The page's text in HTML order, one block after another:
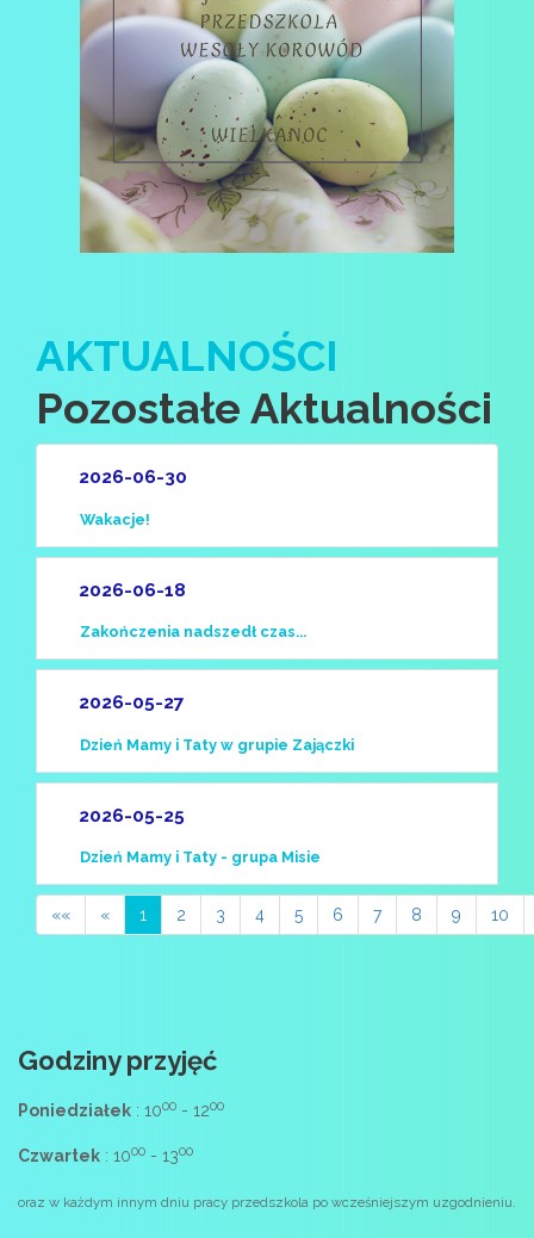
AKTUALNOŚCI
Pozostałe Aktualności
2026-06-30
Wakacje!
2026-06-18
Zakończenia nadszedł czas...
2026-05-27
Dzień Mamy i Taty w grupie Zajączki
2026-05-25
Dzień Mamy i Taty - grupa Misie
«« « 1 2 3 4 5 6 7 8 9 10
Godziny przyjęć
Poniedziałek : 1000 - 1200
Czwartek : 1000 - 1300
oraz w każdym innym dniu pracy przedszkola po wcześniejszym uzgodnieniu.